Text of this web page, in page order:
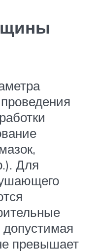
Для
превышает